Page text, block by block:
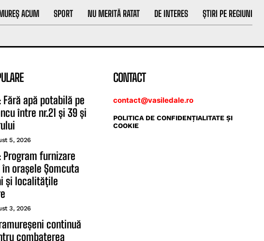
ACUM SPORT NU MERITĂ RATAT DE INTERES ȘTIRI PE REGIUNI
Fără apă potabilă pe
între nr.21 și 39 și
5, 2026
Program furnizare
orașele Șomcuta
și localitățile
3, 2026
continuă
combaterea
CONTACT
contact@vasiledale.ro
POLITICA DE CONFIDENŢIALITATE ŞI
COOKIE